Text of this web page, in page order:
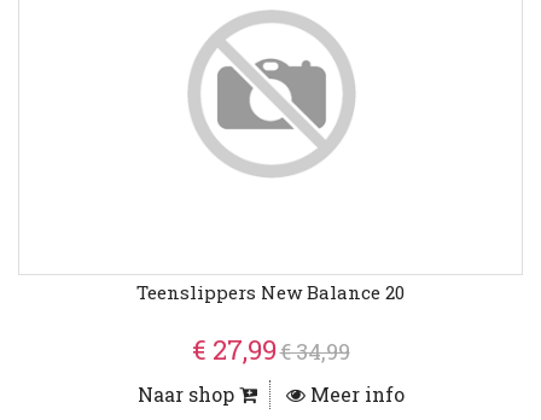
Teenslippers New Balance 20
€ 27,99€ 34,99
Naar shop Meer info